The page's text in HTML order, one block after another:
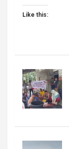
Like this: